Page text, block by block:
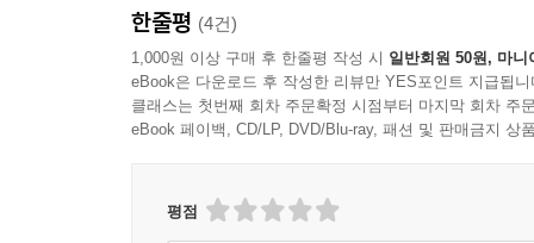
글쓰기의 실패를 전제로 하고서 그 과정 자체를
남는다. 글을 쓰고 고치고 다시 쓰는 과정만으
말하기는 (“잘 못”을 넘어) “잘못” 말해지고, 이
불충분하더라도 보거나 말하려고 애쓰던 때가
때까지. 말들을 정말로 떠나게 될 때까지. 그때
한줄평 (4건)
1,000원 이상 구매 후 한줄평 작성 시 일반회원 50원, 마니
eBook은 다운로드 후 작성한 리뷰만 YES포인트 지급됩니
클래스는 첫번째 회차 주문확정 시점부터 마지막 회차 주
eBook 페이백, CD/LP, DVD/Blu-ray, 패션 및 판매금지 상
평점